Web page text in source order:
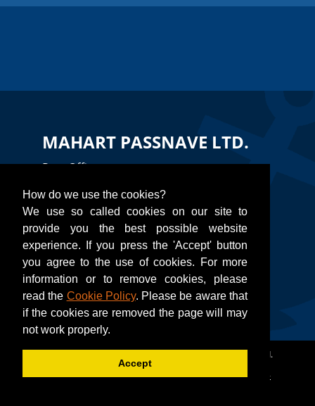
How do we use the cookies?
We use so called cookies on our site to
provide you the best possible website
experience. If you press the 'Accept' button
you agree to the use of cookies. For more
information or to remove cookies, please
read the Cookie Policy. Please be aware that
if the cookies are removed the page will may
not work properly.
Accept
MAHART PASSNAVE LTD.
Port Office
H-1056 Budapest, Belgrád rakpart,
International Ship Station
TEL:
+36 30 585 5944
Email: kikoto@mahartpassnave.hu
All Rights Reserved.
A weblap aWEB-SETrendszeren üzemel. Készítette a
BIT-